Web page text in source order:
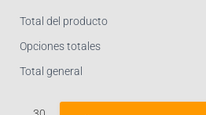
Total del producto
Opciones totales
Total general